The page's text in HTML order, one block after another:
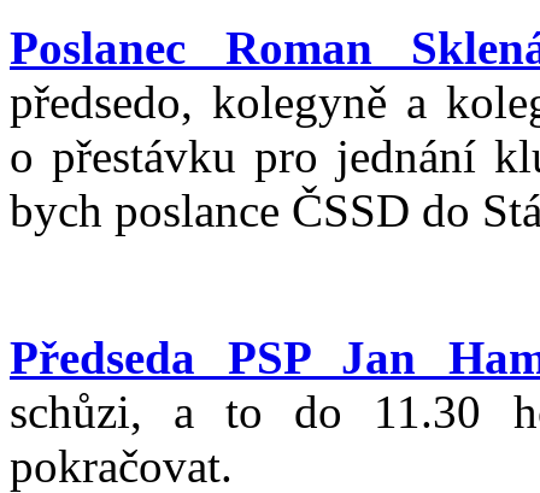
Poslanec Roman
předsedo, kolegyně a
o přestávku pro jednání
bych poslance ČSSD do
Předseda PSP Jan
schůzi, a to do 11.30
pokračovat.